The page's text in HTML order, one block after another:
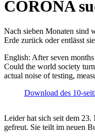
CORONA
Nach sieben Monaten sind
Erde zurück oder entlässt
English: After seven
Could the world society
actual noise of testing,
Download des 10-
Leider hat sich seit dem 23.
gefreut. Sie teilt im neuen